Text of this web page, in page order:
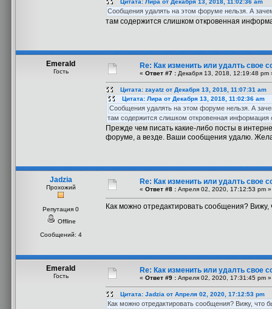
Цитата: Лира от Декабря 13, 2018, 11:02:36 am
Сообщения удалять на этом форуме нельзя. А
там содержится слишком откровенная
Emerald
Гость
Re: Как изменить или удалть свое
« Ответ #7 : Декабря 13, 2018, 12:19:48 pm
Цитата: zayatz от Декабря 13, 2018, 11:07:31 am
Цитата: Лира от Декабря 13, 2018, 11:02:36 am
Сообщения удалять на этом форуме нельзя. А
там содержится слишком откровенная информация
Прежде чем писать какие-либо посты в
форуме, а везде. Ваши сообщения удалю.
Jadzia
Прохожий
Репутация 0
Offline
Сообщений: 4
Re: Как изменить или удалть свое
« Ответ #8 : Апреля 02, 2020, 17:12:53 pm »
Как можно отредактировать сообщения?
Emerald
Гость
Re: Как изменить или удалть свое
« Ответ #9 : Апреля 02, 2020, 17:31:45 pm »
Цитата: Jadzia от Апреля 02, 2020, 17:12:53 pm
Как можно отредактировать сообщения? Вижу, что